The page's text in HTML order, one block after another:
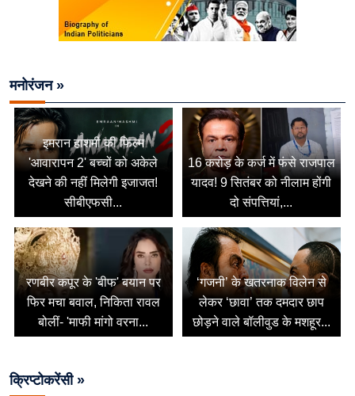
मनोरंजन »
इमरान हाशमी की फिल्म
'आवारापन 2' बच्चों को अकेले
देखने की नहीं मिलेगी इजाजत!
सीबीएफसी...
16 करोड़ के कर्ज में फंसे राजपाल
यादव! 9 सितंबर को नीलाम होंगी
दो संपत्तियां,...
रणबीर कपूर के 'बीफ' बयान पर
फिर मचा बवाल, निकिता रावल
बोलीं- 'माफी मांगो वरना...
‘गजनी’ के खतरनाक विलेन से
लेकर ‘छावा’ तक दमदार छाप
छोड़ने वाले बॉलीवुड के मशहूर...
क्रिप्टोकरेंसी »